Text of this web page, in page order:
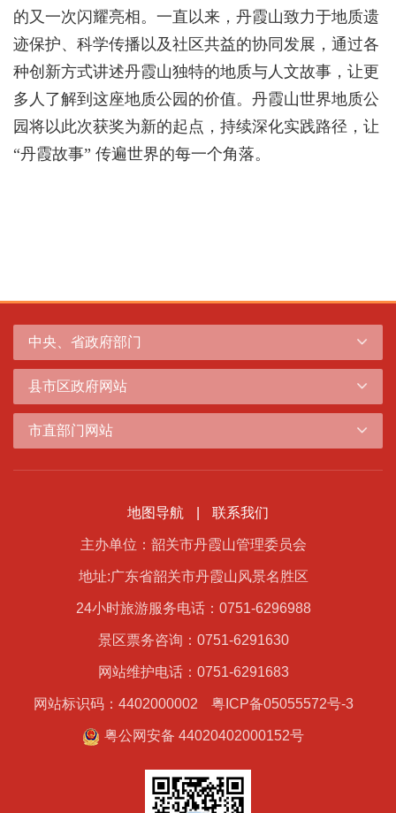
的又一次闪耀亮相。一直以来，丹霞山致力于地质遗
迹保护、科学传播以及社区共益的协同发展，通过各
种创新方式讲述丹霞山独特的地质与人文故事，让更
多人了解到这座地质公园的价值。丹霞山世界地质公
园将以此次获奖为新的起点，持续深化实践路径，让
“丹霞故事” 传遍世界的每一个角落。
中央、省政府部门
县市区政府网站
市直部门网站
地图导航 联系我们
主办单位：韶关市丹霞山管理委员会
地址:广东省韶关市丹霞山风景名胜区
24小时旅游服务电话：0751-6296988
景区票务咨询：0751-6291630
网站维护电话：0751-6291683
网站标识码：4402000002 粤ICP备05055572号-3
粤公网安备 44020402000152号